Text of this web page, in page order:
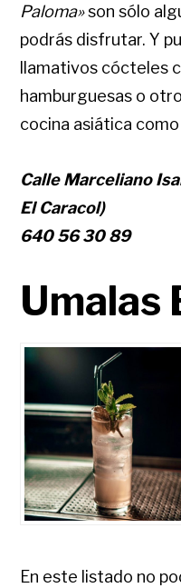
Paloma»son sólo
podrás disfrutar. Y
llamativos cócteles
hamburguesas o
cocina asiática
Calle Marceliano
El Caracol)
640 56 30 89
Umalas
En este listado no